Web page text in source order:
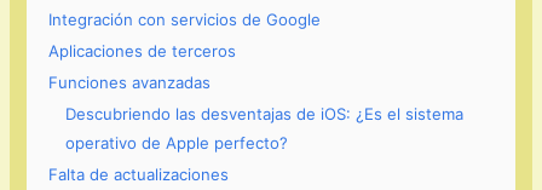
Integración con servicios de Google
Aplicaciones de terceros
Funciones avanzadas
Descubriendo las desventajas de iOS: ¿Es el sistema
operativo de Apple perfecto?
Falta de actualizaciones